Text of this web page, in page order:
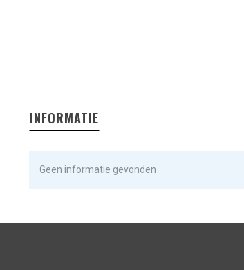
INFORMATIE
Geen informatie gevonden